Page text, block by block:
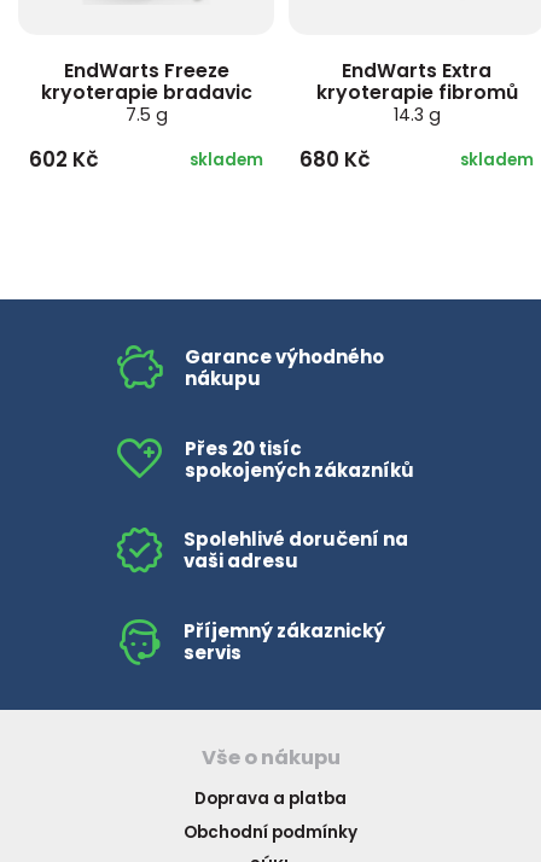
EndWarts Freeze
kryoterapie bradavic
7.5 g
602 Kč skladem
EndWarts Extra
kryoterapie fibromů
14.3 g
680 Kč skladem
Garance výhodného
nákupu
Přes 20 tisíc
spokojených zákazníků
Spolehlivé doručení na
vaši adresu
Příjemný zákaznický
servis
Vše o nákupu
Doprava a platba
Obchodní podmínky